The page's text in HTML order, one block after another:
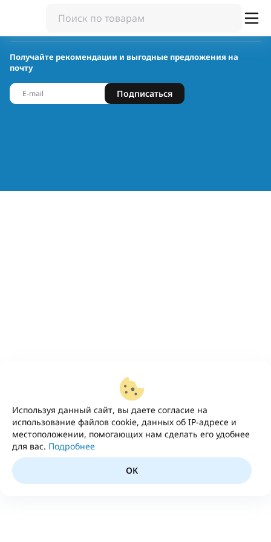
Используя данный сайт, вы даете согласие на
использование файлов cookie, данных об IP-адресе и
местоположении, помогающих нам сделать его удобнее
для вас. Подробнее
OK
Получайте рекомендации и выгодные предложения на
почту
Подписаться